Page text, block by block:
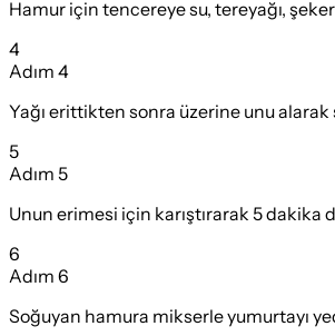
Hamur için tencereye su, tereyağı, şeker
4
Adım 4
Yağı erittikten sonra üzerine unu alarak
5
Adım 5
Unun erimesi için karıştırarak 5 dakika
6
Adım 6
Soğuyan hamura mikserle yumurtayı